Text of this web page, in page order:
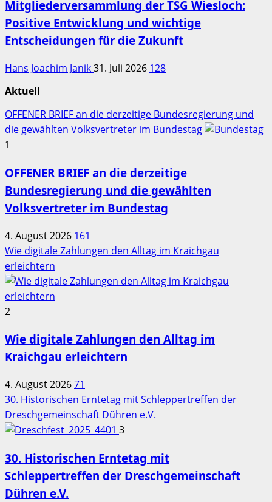
Mitgliederversammlung der TSG Wiesloch:
Positive Entwicklung und wichtige
Entscheidungen für die Zukunft
Hans Joachim Janik31. Juli 2026 128
Aktuell
OFFENER BRIEF an die derzeitige Bundesregierung und
die gewählten Volksvertreter im Bundestag
1
OFFENER BRIEF an die derzeitige
Bundesregierung und die gewählten
Volksvertreter im Bundestag
4. August 2026 161
Wie digitale Zahlungen den Alltag im Kraichgau
erleichtern
2
Wie digitale Zahlungen den Alltag im
Kraichgau erleichtern
4. August 202671
30. Historischen Erntetag mit Schleppertreffen der
Dreschgemeinschaft Dühren e.V.
3
30. Historischen Erntetag mit
Schleppertreffen der Dreschgemeinschaft
Dühren e.V.